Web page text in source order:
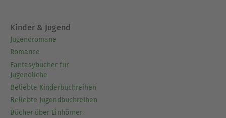
Kinder & Jugend
Jugendromane
Romance
Fantasybücher für
Jugendliche
Beliebte Kinderbuchreihen
Beliebte Jugendbuchreihen
Bücher über Einhörner